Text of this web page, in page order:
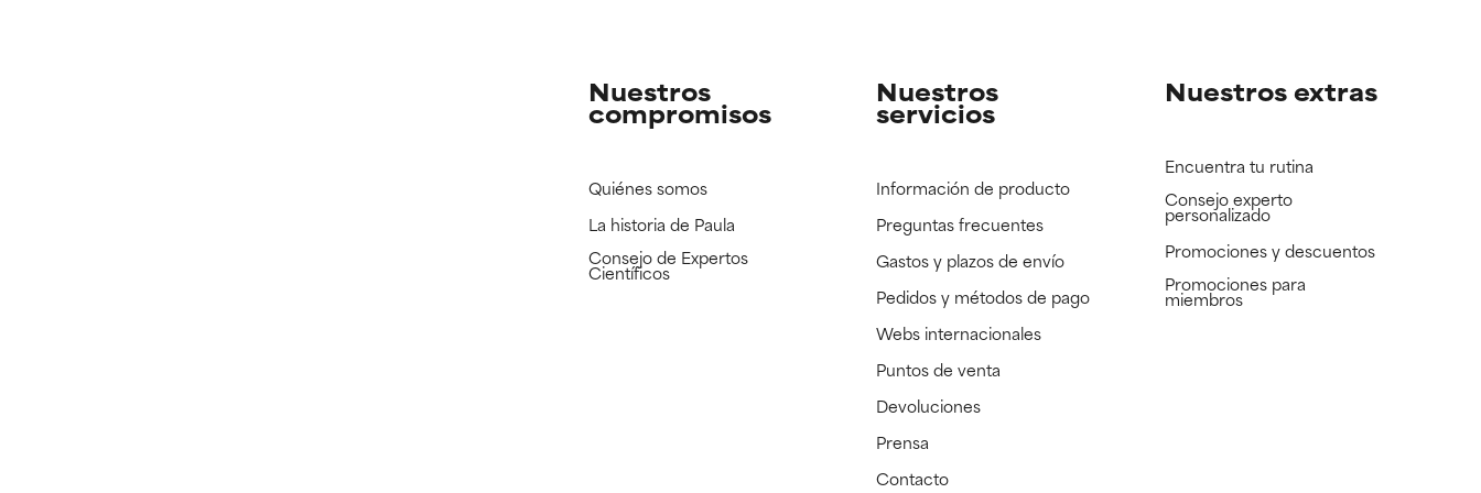
Nuestros
compromisos
Quiénes somos
La historia de Paula
Consejo de Expertos
Científicos
Nuestros
servicios
Información de producto
Preguntas frecuentes
Gastos y plazos de envío
Pedidos y métodos de pago
Webs internacionales
Puntos de venta
Devoluciones
Prensa
Contacto
Nuestros extras
Encuentra tu rutina
Consejo experto
personalizado
Promociones y descuentos​
Promociones para
miembros